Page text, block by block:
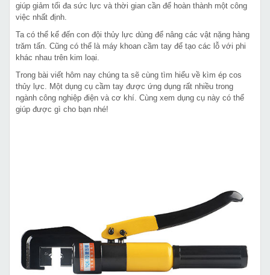
giúp giảm tối đa sức lực và thời gian cần để hoàn thành một công
việc nhất định.
Ta có thể kể đến con đội thủy lực dùng để nâng các vật nặng hàng
trăm tấn. Cũng có thể là máy khoan cầm tay để tạo các lỗ với phi
khác nhau trên kim loại.
Trong bài viết hôm nay chúng ta sẽ cùng tìm hiểu về kìm ép cos
thủy lực. Một dụng cụ cầm tay được ứng dụng rất nhiều trong
ngành công nghiệp điện và cơ khí. Cùng xem dụng cụ này có thể
giúp được gì cho bạn nhé!